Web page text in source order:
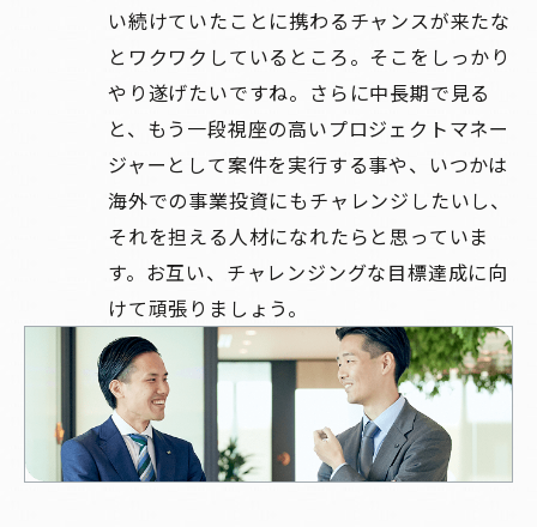
い続けていたことに携わるチャンスが来たな
とワクワクしているところ。そこをしっかり
やり遂げたいですね。さらに中長期で見る
と、もう一段視座の高いプロジェクトマネー
ジャーとして案件を実行する事や、いつかは
海外での事業投資にもチャレンジしたいし、
それを担える人材になれたらと思っていま
す。お互い、チャレンジングな目標達成に向
けて頑張りましょう。